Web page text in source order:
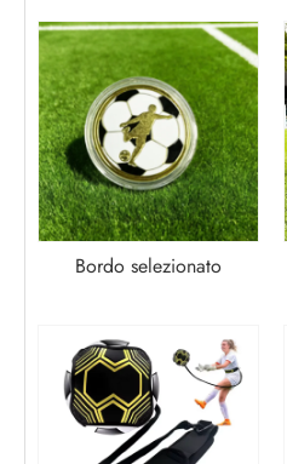
Bordo selezionato